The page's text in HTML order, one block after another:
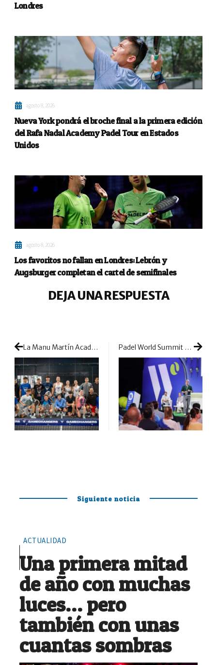
Londres
agosto 8, 2026
Nueva York pondrá el broche final a la primera edición
del Rafa Nadal Academy Padel Tour en Estados
Unidos
agosto 8, 2026
Los favoritos no fallan en Londres: Lebrón y
Augsburger completan el cartel de semifinales
DEJA UNA RESPUESTA
La Manu Martín Academy reúne en Madrid a los mejores exponentes del programa internacional de talento Gamechangers Padel World Summit 2026 convertirá Barcelona en el gran centro internacional del negocio del pádel
Siguiente noticia
ACTUALIDAD
Una primera mitad
de año con muchas
luces… pero
también con unas
cuantas sombras